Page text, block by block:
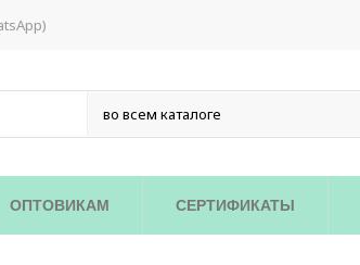
ОПТОВИКАМ СЕРТИФИКАТЫ